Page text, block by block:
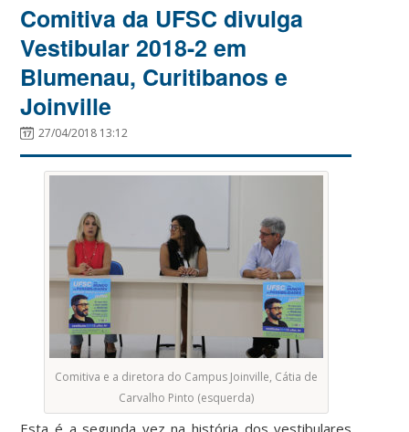
Comitiva da UFSC divulga
Vestibular 2018-2 em
Blumenau, Curitibanos e
Joinville
27/04/2018 13:12
Comitiva e a diretora do Campus Joinville, Cátia de
Carvalho Pinto (esquerda)
Esta é a segunda vez na história dos vestibulares